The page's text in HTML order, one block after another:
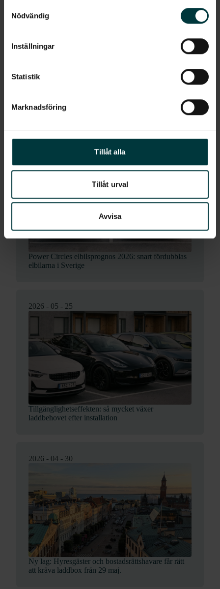
Nödvändig
Inställningar
Statistik
Marknadsföring
Tillåt alla
Tillåt urval
Avvisa
Mäklaren: laddmöjligheter avgörande vid
bostadsköp
Power Circles elbilsprognos 2026: snart fördubblas
elbilarna i Sverige
2026 - 05 - 25
Tillgänglighetseffekten: så mycket växer
laddbehovet efter installation
2026 - 04 - 30
Ny lag: Hyresgäster och bostadsrättshavare får rätt
att kräva laddbox från 29 maj.